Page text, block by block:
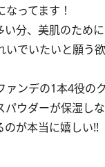
ってます！
分、美肌のために
でいたいと願う
ンデの1本4役の
ウダーが保湿し
が本当に嬉しい